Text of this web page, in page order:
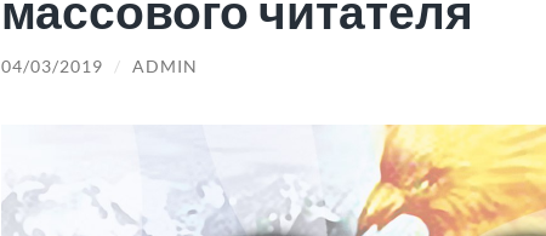
04/03/2019 / ADMIN